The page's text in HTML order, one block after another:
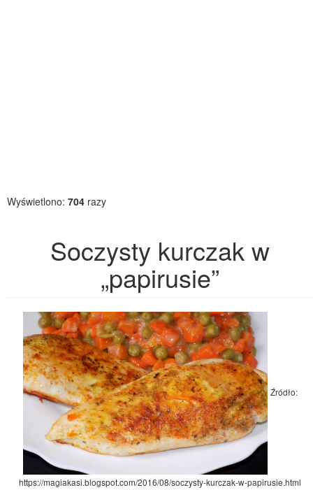
Wyświetlono: 704 razy
Soczysty kurczak w
„papirusie”
Źródło:
https://magiakasi.blogspot.com/2016/08/soczysty-kurczak-w-papirusie.html